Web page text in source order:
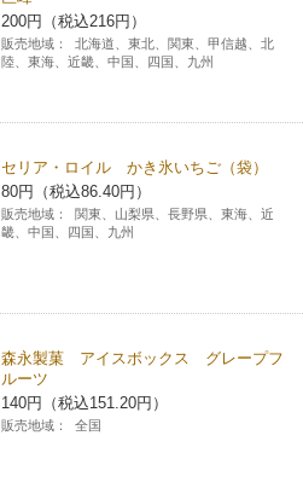
200円（税込216円）
販売地域：
北海道、東北、関東、甲信越、北
陸、東海、近畿、中国、四国、九州
セリア・ロイル かき氷いちご（袋）
80円（税込86.40円）
販売地域：
関東、山梨県、長野県、東海、近
畿、中国、四国、九州
森永製菓 アイスボックス グレープフ
ルーツ
140円（税込151.20円）
販売地域： 全国